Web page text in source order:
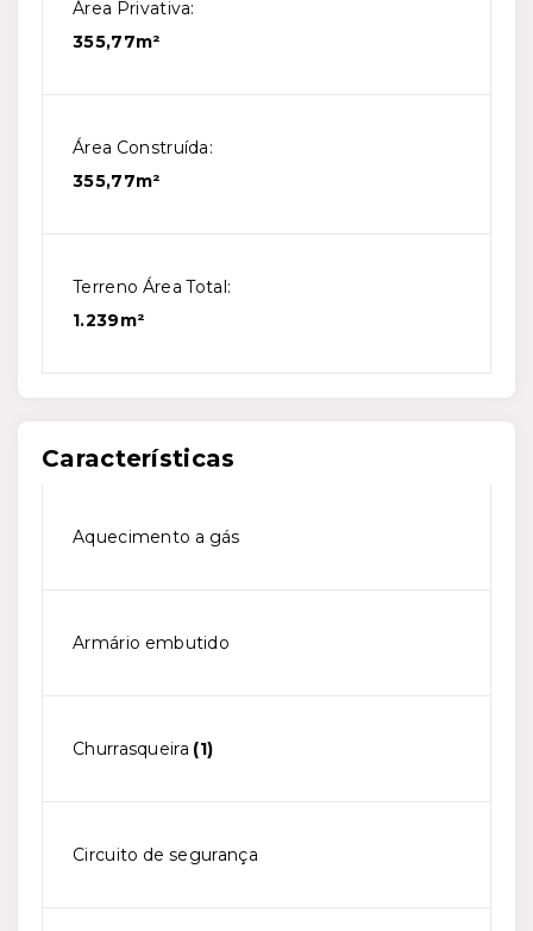
Área Privativa:
355,77m²
Área Construída:
355,77m²
Terreno Área Total:
1.239m²
Características
Aquecimento a gás
Armário embutido
Churrasqueira (1)
Circuito de segurança